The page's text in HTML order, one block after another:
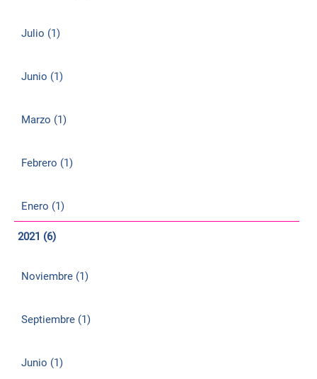
Julio (1)
Junio (1)
Marzo (1)
Febrero (1)
Enero (1)
2021 (6)
Noviembre (1)
Septiembre (1)
Junio (1)